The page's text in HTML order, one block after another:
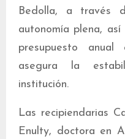
Bedolla, a través
autonomía plena,
presupuesto
asegura la
institución.
Las recipiendarias
Enulty, doctora en